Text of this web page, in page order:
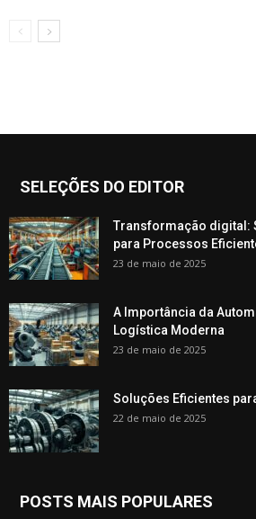
SELEÇÕES DO EDITOR
Transformação digital:
para Processos
23 de maio de 2025
A Importância da
Logística Moderna
23 de maio de 2025
Soluções Eficientes
22 de maio de 2025
POSTS MAIS POPULARES